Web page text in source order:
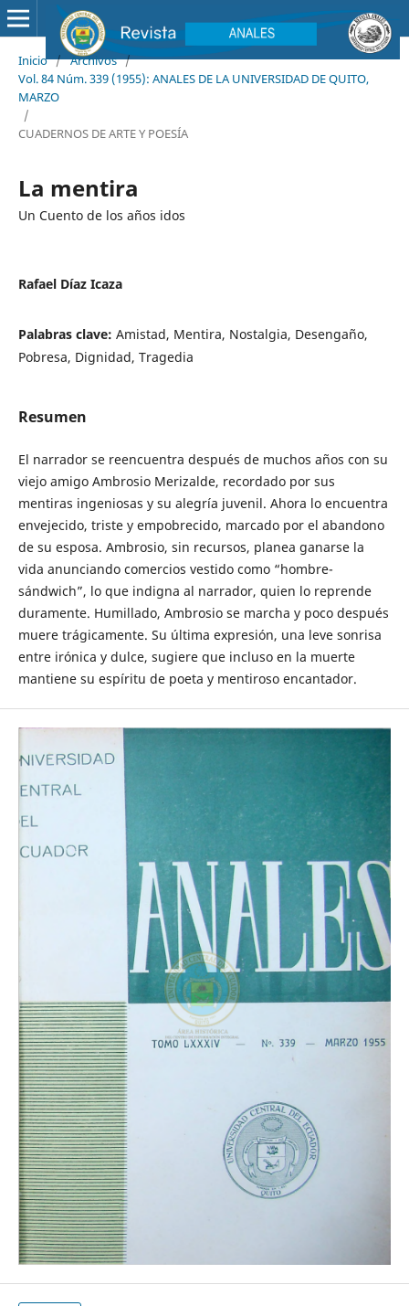
Inicio / Archivos /
Vol. 84 Núm. 339 (1955): ANALES DE LA UNIVERSIDAD DE QUITO,
MARZO
/
CUADERNOS DE ARTE Y POESÍA
La mentira
Un Cuento de los años idos
Rafael Díaz Icaza
Palabras clave: Amistad, Mentira, Nostalgia, Desengaño,
Pobresa, Dignidad, Tragedia
Resumen
El narrador se reencuentra después de muchos años con su
viejo amigo Ambrosio Merizalde, recordado por sus
mentiras ingeniosas y su alegría juvenil. Ahora lo encuentra
envejecido, triste y empobrecido, marcado por el abandono
de su esposa. Ambrosio, sin recursos, planea ganarse la
vida anunciando comercios vestido como “hombre-
sándwich”, lo que indigna al narrador, quien lo reprende
duramente. Humillado, Ambrosio se marcha y poco después
muere trágicamente. Su última expresión, una leve sonrisa
entre irónica y dulce, sugiere que incluso en la muerte
mantiene su espíritu de poeta y mentiroso encantador.